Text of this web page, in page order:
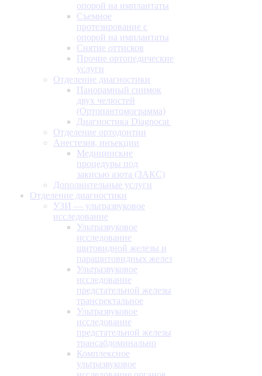
опорой на имплантаты
Съемное
протезирование с
опорой на имплантаты
Снятие оттисков
Прочие ортопедические
услуги
Отделение диагностики
Панорамный снимок
двух челюстей
(Ортопантомограмма)
Диагностика Diagnocat
Отделение ортодонтии
Анестезия, инъекции
Медицинские
процедуры под
закисью азота (ЗАКС)
Дополнительные услуги
Отделение диагностики
УЗИ — ультразвуковое
исследование
Ультразвуковое
исследование
щитовидной железы и
паращитовидных желез
Ультразвуковое
исследование
предстательной железы
трансректальное
Ультразвуковое
исследование
предстательной железы
трансабдоминально
Комплексное
ультразвуковое